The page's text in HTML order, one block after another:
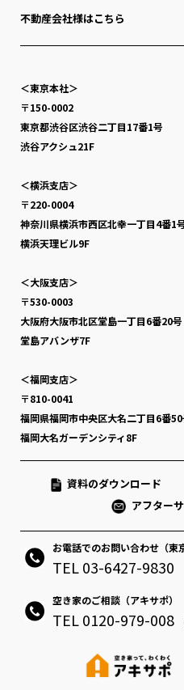
不動産会社様はこちら
＜東京本社＞
〒150-0002
東京都渋谷区渋谷二丁目17番1号
渋谷アクシュ21F
＜横浜支店＞
〒220-0004
神奈川県横浜市西区北幸一丁目4番1
横浜天理ビル9F
＜大阪支店＞
〒530-0003
大阪府大阪市北区堂島一丁目6番20号
堂島アバンザ7F
＜福岡支店＞
〒810-0041
福岡県福岡市中央区大名二丁目6番50
福岡大名ガーデンシティ8F
資料のダウンロード
アフター
お電話でのお問い合わせ（東
TEL 03-6427-9830
空き家のご相談（アキサポ）
TEL 0120-979-008